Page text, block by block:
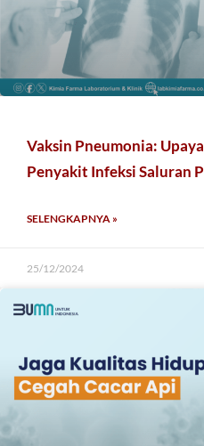
Vaksin Pneumonia:
Penyakit Infeksi Saluran
SELENGKAPNYA »
25/12/2024